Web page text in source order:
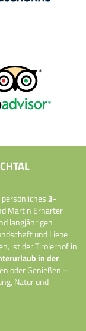
3-
Martin Erharter
langjährigen
und Liebe
ist der Tirolerhof in
in der
oder Genießen –
Natur und